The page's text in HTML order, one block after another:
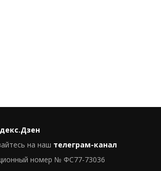
на наш телеграм-канал
номер № ФС77-73036